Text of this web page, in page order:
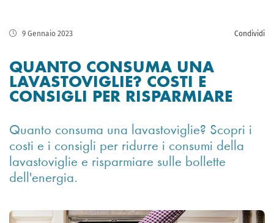
9 Gennaio 2023 Condividi
QUANTO CONSUMA UNA
LAVASTOVIGLIE? COSTI E
CONSIGLI PER RISPARMIARE
Quanto consuma una lavastoviglie? Scopri i
costi e i consigli per ridurre i consumi della
lavastoviglie e risparmiare sulle bollette
dell'energia.